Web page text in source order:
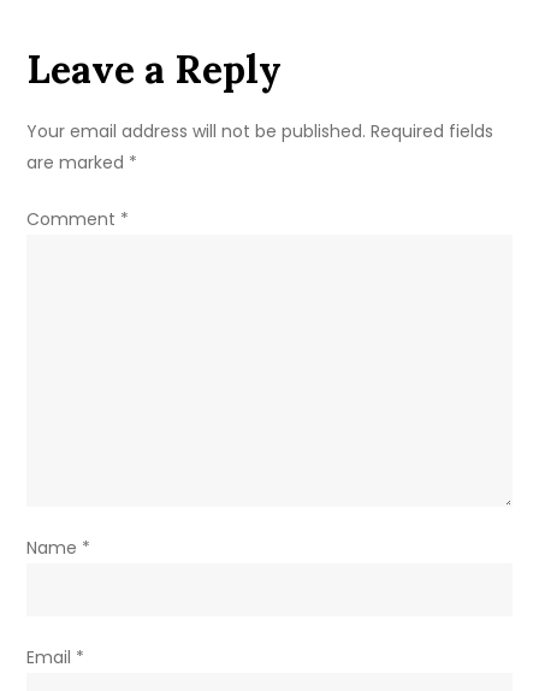
Leave a Reply
Your email address will not be published. Required fields
are marked *
Comment *
Name *
Email *